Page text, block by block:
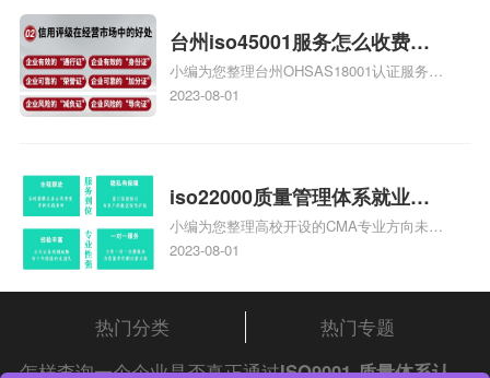
台州iso45001服务怎么收费，
台州iso45001认证服务怎么收
费
小编为您整理台州OHSAS18001认证服务中
心哪家收费便宜、台州ISO9000认证，哪个
标准是什么相关iso体系认证知识，详情可
查看下方正文！
2023-08-01
iso22000质量管理体系就业方
向，质量管理与认证就业方向
小编为您整理高校开设的CMA专业方向未来
就业前景及就业方向如何、cma就业方向有
和cma未来就业方向、大学生考完cma，就
哪些就业方向相关iso体系认证知识，详情
可查看下方正文！
2023-08-01
热门分类
热门专题
怎样查询一个企业是否真正通过ISO9001 质量体系认